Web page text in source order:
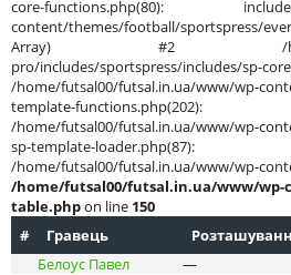
core-functions.php(80):
content/themes/football/sportspress/
Array) #2 /home/futsal00/
pro/includes/sportspress/includes/
/home/futsal00/futsal.in.ua/www/wp-
template-
/home/futsal00/futsal.in.ua/www/wp-
sp-template-
/home/futsal00/
/home/futsal00/futsal.in.ua/www/
table.phpon line 150
#
Гравець
Белоус Павел
—